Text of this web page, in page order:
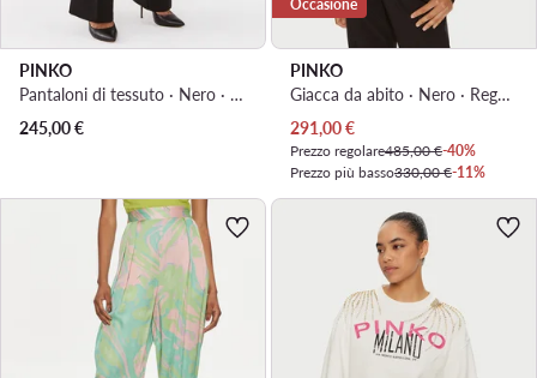
PINKO
Pantaloni di tessuto · Nero · Slim Fit
245,00€
Occasione
PINKO
Giacca da abito · Nero · Regular Fit
Prezzo attuale
291,00€
Prezzo regolare485,00 €-40%
Prezzo più basso330,00 €-11%